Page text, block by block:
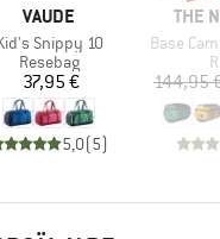
VARUMÄRKE
VAUDE
Snippy 10
Produktgrupp
Resebag
Pris
37,95 €
5,0(5)
THE
Produkter
Base Camp
144,95